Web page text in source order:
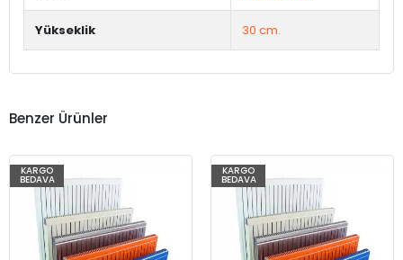
Yükseklik 30 cm.
Benzer Ürünler
KARGO
BEDAVA
KARGO
BEDAVA